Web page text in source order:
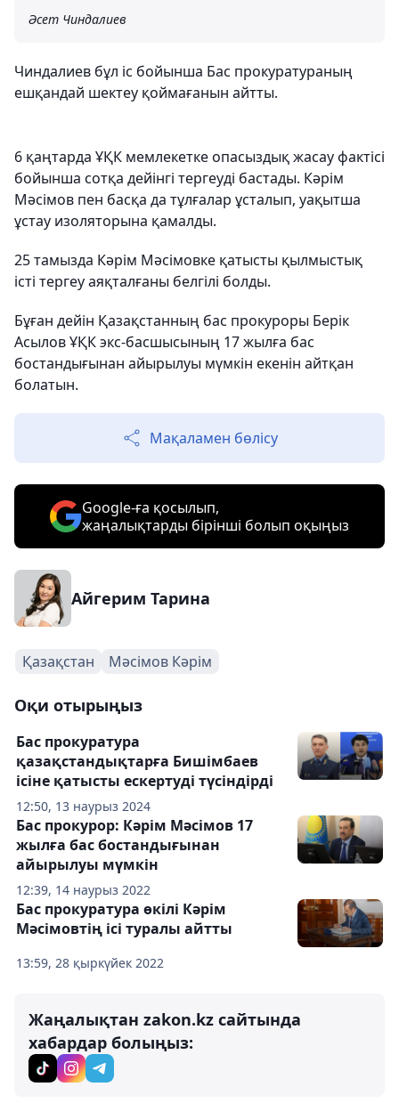
Әсет Чиндалиев
Чиндалиев бұл іс бойынша Бас прокуратураның
ешқандай шектеу қоймағанын айтты.
6 қаңтарда ҰҚК мемлекетке опасыздық жасау фактісі
бойынша сотқа дейінгі тергеуді бастады. Кәрім
Мәсімов пен басқа да тұлғалар ұсталып, уақытша
ұстау изоляторына қамалды.
25 тамызда Кәрім Мәсімовке қатысты қылмыстық
істі тергеу аяқталғаны белгілі болды.
Бұған дейін Қазақстанның бас прокуроры Берік
Асылов ҰҚК экс-басшысының 17 жылға бас
бостандығынан айырылуы мүмкін екенін айтқан
болатын.
Мақаламен бөлісу
Google-ға қосылып,
жаңалықтарды бірінші болып оқыңыз
Айгерим Тарина
Қазақстан Мәсімов Кәрім
Оқи отырыңыз
12:50, 13 наурыз 2024
Бас прокуратура
қазақстандықтарға Бишімбаев
ісіне қатысты ескертуді түсіндірді
12:39, 14 наурыз 2022
Бас прокурор: Кәрім Мәсімов 17
жылға бас бостандығынан
айырылуы мүмкін
13:59, 28 қыркүйек 2022
Бас прокуратура өкілі Кәрім
Мәсімовтің ісі туралы айтты
Жаңалықтан zakon.kz сайтында
хабардар болыңыз: